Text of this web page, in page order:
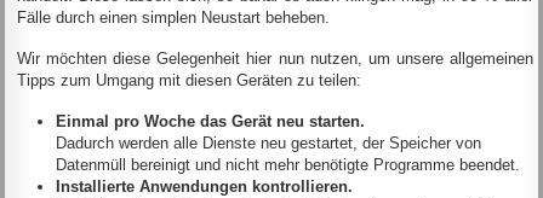
Fälle durch einen simplen Neustart beheben.
Wir möchten diese Gelegenheit hier nun nutzen, um unsere allgemeinen
Tipps zum Umgang mit diesen Geräten zu teilen:
Einmal pro Woche das Gerät neu starten.
Dadurch werden alle Dienste neu gestartet, der Speicher von
Datenmüll bereinigt und nicht mehr benötigte Programme beendet.
Installierte Anwendungen kontrollieren.